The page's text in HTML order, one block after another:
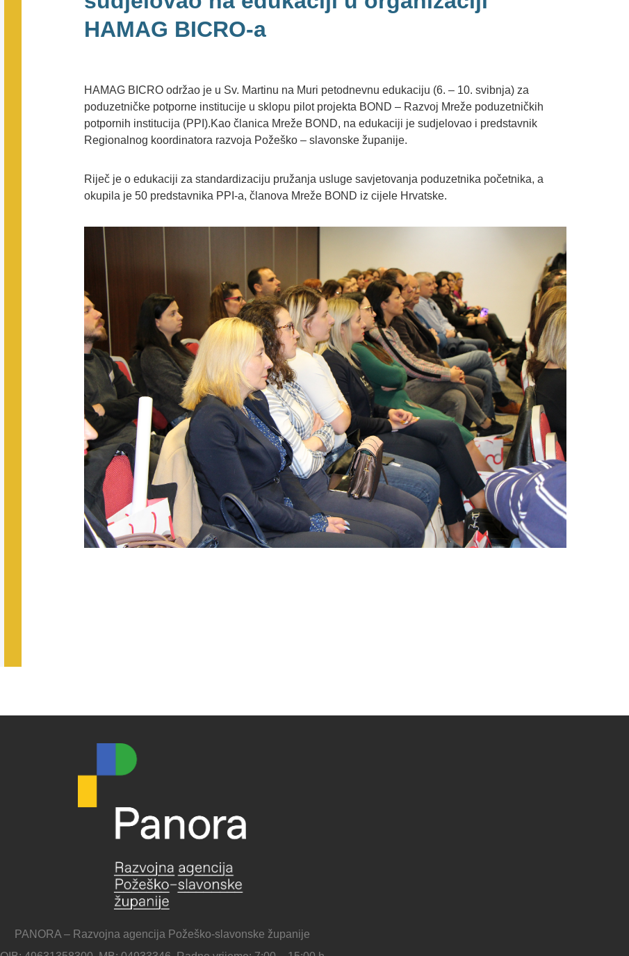
HAMAG BICRO-a
HAMAG BICRO održao je u Sv. Martinu na Muri petodnevnu edukaciju (6. – 10. svibnja) za
poduzetničke potporne institucije u sklopu pilot projekta BOND – Razvoj Mreže poduzetničkih
potpornih institucija (PPI).Kao članica Mreže BOND, na edukaciji je sudjelovao i predstavnik
Regionalnog koordinatora razvoja Požeško – slavonske županije.
Riječ je o edukaciji za standardizaciju pružanja usluge savjetovanja poduzetnika početnika, a
okupila je 50 predstavnika PPI-a, članova Mreže BOND iz cijele Hrvatske.
PANORA – Razvojna agencija Požeško-slavonske županije